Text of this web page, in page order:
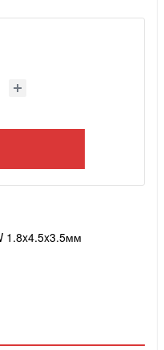
1.8x4.5x3.5мм